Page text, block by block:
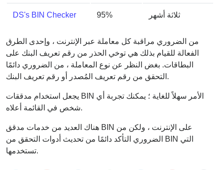
DS's BIN Checker 95% ثلاثة أشهر
من الضروري مراقبة كل معاملة عبر الإنترنت ، وإحدى الطرق
الفعالة للقيام بذلك هي توخي الحذر من رقم تعريف البنك على
البطاقات. بغض النظر عن نوع المعاملة ، من الضروري دائمًا
التحقق من رقم تعريف المُصدر أو رقم تعريف البنك.
يجعل استخدام مدققات BIN الأمر سهلاً للغاية ؛ يمكنك تجربة أي
شخص في القائمة أعلاه.
هناك العديد من خدمات مدقق BIN على الإنترنت ، ولكن من
الضروري التأكد دائمًا من تحديث أدوات التحقق من BIN التي
تستخدمها.